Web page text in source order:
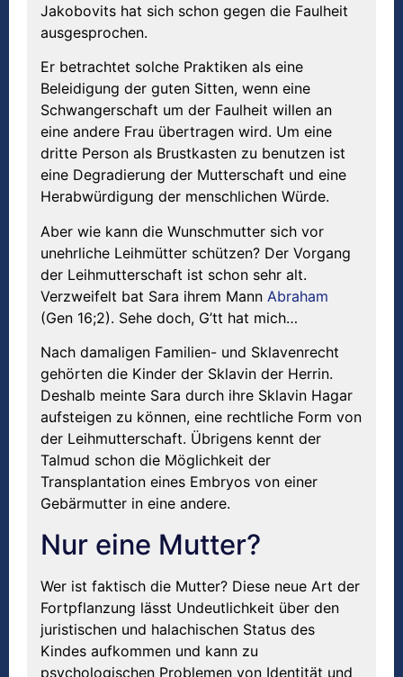
Jakobovits hat sich schon gegen die Faulheit
ausgesprochen.
Er betrachtet solche Praktiken als eine
Beleidigung der guten Sitten, wenn eine
Schwangerschaft um der Faulheit willen an
eine andere Frau übertragen wird. Um eine
dritte Person als Brustkasten zu benutzen ist
eine Degradierung der Mutterschaft und eine
Herabwürdigung der menschlichen Würde.
Aber wie kann die Wunschmutter sich vor
unehrliche Leihmütter schützen? Der Vorgang
der Leihmutterschaft ist schon sehr alt.
Verzweifelt bat Sara ihrem Mann Abraham
(Gen 16;2). Sehe doch, G’tt hat mich…
Nach damaligen Familien- und Sklavenrecht
gehörten die Kinder der Sklavin der Herrin.
Deshalb meinte Sara durch ihre Sklavin Hagar
aufsteigen zu können, eine rechtliche Form von
der Leihmutterschaft. Übrigens kennt der
Talmud schon die Möglichkeit der
Transplantation eines Embryos von einer
Gebärmutter in eine andere.
Nur eine Mutter?
Wer ist faktisch die Mutter? Diese neue Art der
Fortpflanzung lässt Undeutlichkeit über den
juristischen und halachischen Status des
Kindes aufkommen und kann zu
psychologischen Problemen von Identität und